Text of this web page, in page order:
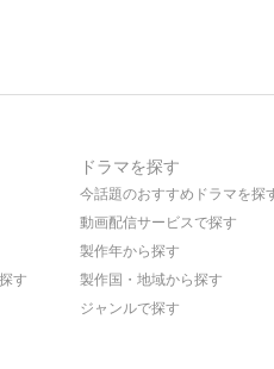
す
ドラマを探す
今話題のおすすめドラマを探
動画配信サービスで探す
製作年から探す
製作国・地域から探す
ジャンルで探す